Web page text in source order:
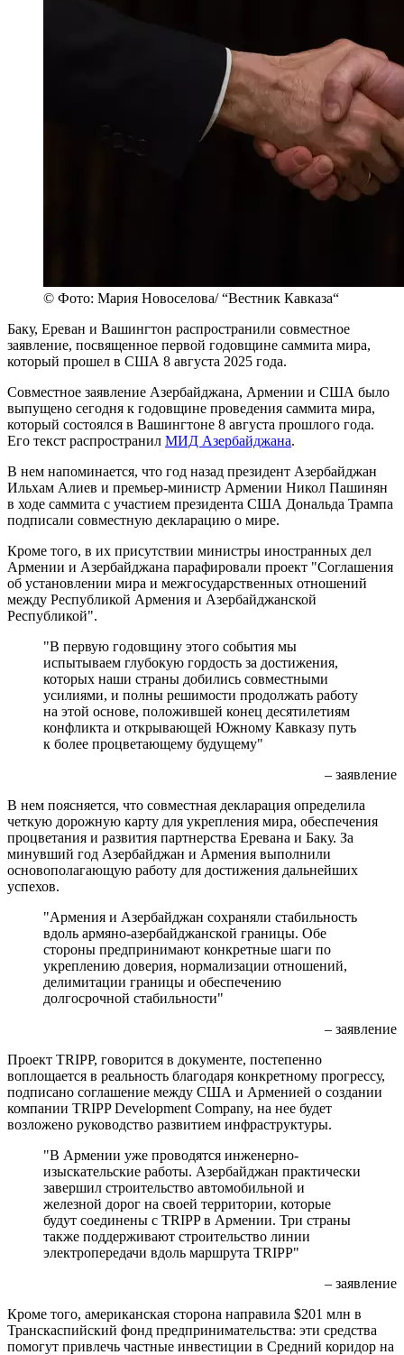
© Фото: Мария Новоселова/ “Вестник Кавказа“
Баку, Ереван и Вашингтон распространили совместное
заявление, посвященное первой годовщине саммита мира,
который прошел в США 8 августа 2025 года.
Совместное заявление Азербайджана, Армении и США было
выпущено сегодня к годовщине проведения саммита мира,
который состоялся в Вашингтоне 8 августа прошлого года.
Его текст распространил МИД Азербайджана.
В нем напоминается, что год назад президент Азербайджан
Ильхам Алиев и премьер-министр Армении Никол Пашинян
в ходе саммита с участием президента США Дональда Трампа
подписали совместную декларацию о мире.
Кроме того, в их присутствии министры иностранных дел
Армении и Азербайджана парафировали проект "Соглашения
об установлении мира и межгосударственных отношений
между Республикой Армения и Азербайджанской
Республикой".
"В первую годовщину этого события мы
испытываем глубокую гордость за достижения,
которых наши страны добились совместными
усилиями, и полны решимости продолжать работу
на этой основе, положившей конец десятилетиям
конфликта и открывающей Южному Кавказу путь
к более процветающему будущему"
– заявление
В нем поясняется, что совместная декларация определила
четкую дорожную карту для укрепления мира, обеспечения
процветания и развития партнерства Еревана и Баку. За
минувший год Азербайджан и Армения выполнили
основополагающую работу для достижения дальнейших
успехов.
"Армения и Азербайджан сохраняли стабильность
вдоль армяно-азербайджанской границы. Обе
стороны предпринимают конкретные шаги по
укреплению доверия, нормализации отношений,
делимитации границы и обеспечению
долгосрочной стабильности"
– заявление
Проект TRIPP, говорится в документе, постепенно
воплощается в реальность благодаря конкретному прогрессу,
подписано соглашение между США и Арменией о создании
компании TRIPP Development Company, на нее будет
возложено руководство развитием инфраструктуры.
"В Армении уже проводятся инженерно-
изыскательские работы. Азербайджан практически
завершил строительство автомобильной и
железной дорог на своей территории, которые
будут соединены с TRIPP в Армении. Три страны
также поддерживают строительство линии
электропередачи вдоль маршрута TRIPP"
– заявление
Кроме того, американская сторона направила $201 млн в
Транскаспийский фонд предпринимательства: эти средства
помогут привлечь частные инвестиции в Средний коридор на